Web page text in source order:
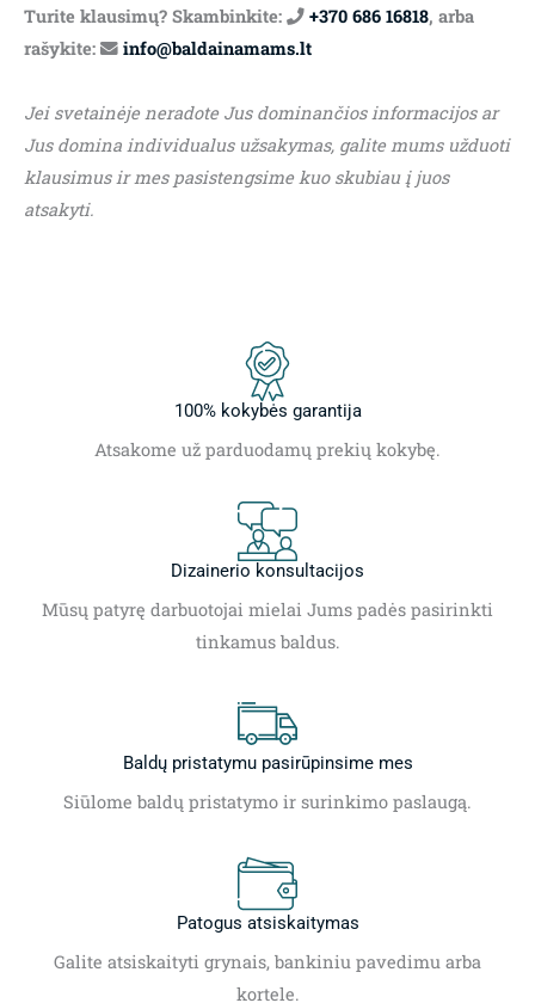
Turite klausimų? Skambinkite: +370 686 16818, arba
rašykite:
info@baldainamams.lt
Jei svetainėje neradote Jus dominančios informacijos ar
Jus domina individualus užsakymas, galite mums užduoti
klausimus ir mes pasistengsime kuo skubiau į juos
atsakyti.
100% kokybės garantija
Atsakome už parduodamų prekių kokybę.
Dizainerio konsultacijos
Mūsų patyrę darbuotojai mielai Jums padės pasirinkti
tinkamus baldus.
Baldų pristatymu pasirūpinsime mes
Siūlome baldų pristatymo ir surinkimo paslaugą.
Patogus atsiskaitymas
Galite atsiskaityti grynais, bankiniu pavedimu arba
kortele.